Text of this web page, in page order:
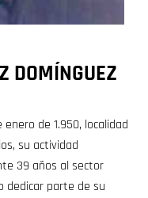
DOMÍNGUEZ
de 1.950, localidad
su actividad
39 años al sector
dedicar parte de su